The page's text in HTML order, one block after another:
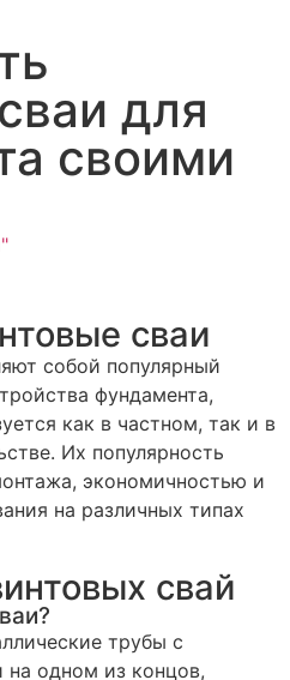
для
своими
сваи
собой популярный
фундамента,
как в частном, так и в
Их популярность
экономичностью и
на различных типах
свай
трубы с
одном из концов,